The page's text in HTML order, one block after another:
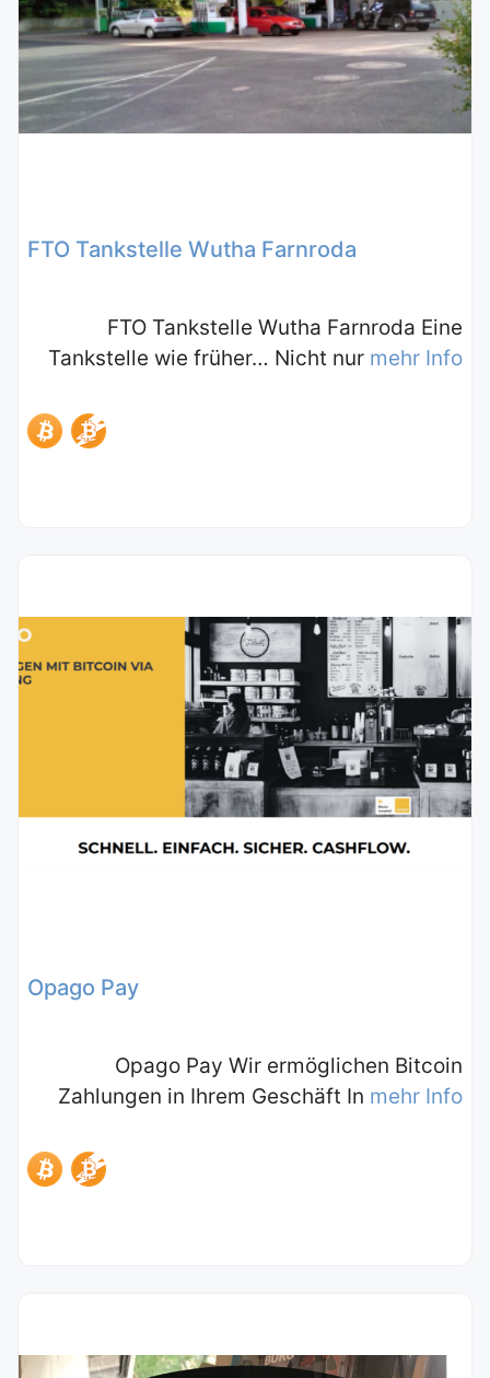
FTO Tankstelle Wutha Farnroda
FTO Tankstelle Wutha Farnroda Eine
Tankstelle wie früher… Nicht nur mehr Info
Opago Pay
Opago Pay Wir ermöglichen Bitcoin
Zahlungen in Ihrem Geschäft In mehr Info